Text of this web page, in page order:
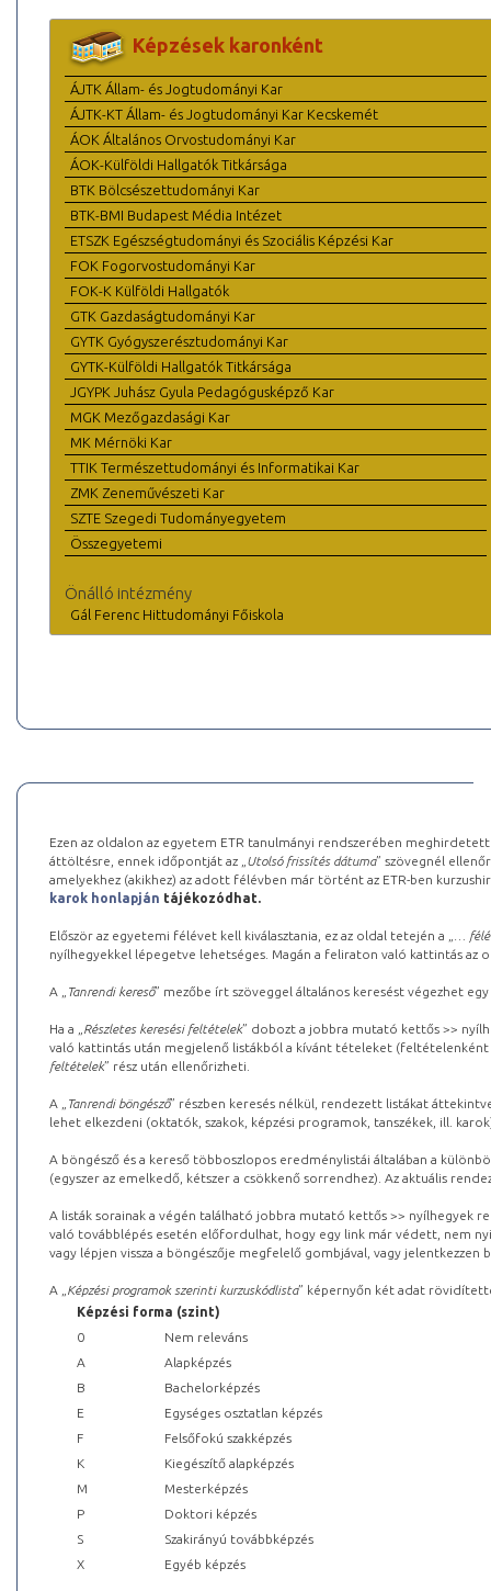
Képzések karonként
ÁJTK Állam- és Jogtudományi Kar
ÁJTK-KT Állam- és Jogtudományi Kar Kecskemét
ÁOK Általános Orvostudományi Kar
ÁOK-Külföldi Hallgatók Titkársága
BTK Bölcsészettudományi Kar
BTK-BMI Budapest Média Intézet
ETSZK Egészségtudományi és Szociális Képzési Kar
FOK Fogorvostudományi Kar
FOK-K Külföldi Hallgatók
GTK Gazdaságtudományi Kar
GYTK Gyógyszerésztudományi Kar
GYTK-Külföldi Hallgatók Titkársága
JGYPK Juhász Gyula Pedagógusképző Kar
MGK Mezőgazdasági Kar
MK Mérnöki Kar
TTIK Természettudományi és Informatikai Kar
ZMK Zeneművészeti Kar
SZTE Szegedi Tudományegyetem
Összegyetemi
Önálló intézmény
Gál Ferenc Hittudományi Főiskola
Ezen az oldalon az egyetem ETR tanulmányi rendszerében
áttöltésre, ennek időpontját az „ Utolsó frissítés dátuma” szövegnél
amelyekhez (akikhez) az adott félévben már történt az ETR-ben
karok honlapján tájékozódhat.
Először az egyetemi félévet kell kiválasztania, ez az oldal tetején a „
…
nyílhegyekkel lépegetve lehetséges. Magán a feliraton való kattintás az
A „ Tanrendi kereső” mezőbe írt szöveggel általános keresést végezhet
Ha a „ Részletes keresési feltételek” dobozt a jobbra mutató kettős >>
való kattintás után megjelenő listákból a kívánt tételeket (feltételenként
feltételek” rész után ellenőrizheti.
A „ Tanrendi böngésző” részben keresés nélkül, rendezett listákat
lehet elkezdeni (oktatók, szakok, képzési programok, tanszékek, ill.
A böngésző és a kereső többoszlopos eredménylistái általában a
(egyszer az emelkedő, kétszer a csökkenő sorrendhez). Az aktuális
A listák sorainak a végén található jobbra mutató kettős >> nyílhegyek
való továbblépés esetén előfordulhat, hogy egy link már védett, nem
vagy lépjen vissza a böngészője megfelelő gombjával, vagy
A „ Képzési programok szerinti kurzuskódlista” képernyőn két adat
Képzési forma (szint)
0
Nem releváns
A
Alapképzés
B
Bachelorképzés
E
Egységes osztatlan képzés
F
Felsőfokú szakképzés
K
Kiegészítő alapképzés
M
Mesterképzés
P
Doktori képzés
S
Szakirányú továbbképzés
X
Egyéb képzés